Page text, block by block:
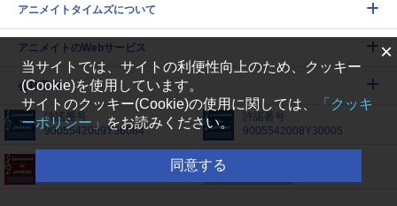
アニメイトタイムズについて
アニメイトのWebサービス
会社案内
許諾番号
9005542009Y56084
許諾番号
9005542008Y30005
×
当サイトでは、サイトの利便性向上のため、クッキー
(Cookie)を使用しています。
サイトのクッキー(Cookie)の使用に関しては、
「クッキ
ーポリシー」
をお読みください。
同意する